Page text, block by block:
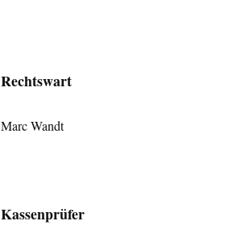
Rechtswart
Marc Wandt
Kassenprüfer